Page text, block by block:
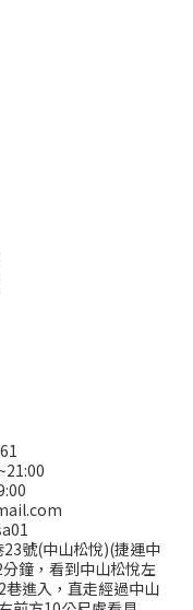
號(中山松悅)(捷運中
鐘，看到中山松悅左
進入，直走經過中山